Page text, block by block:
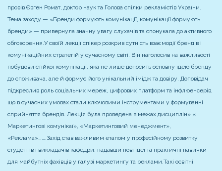
провів Євген Ромат, доктор наук та Голова спілки рекламістів України.
Тема заходу — «Бренди формують комунікації, комунікації формують
бренди» — привернула значну увагу слухачів та спонукала до активного
обговорення.У своїй лекції спікер розкрив сутність взаємодії брендів і
комунікаційних стратегій у сучасному світі. Він наголосив на важливості
побудови стійкої комунікації, яка не лише доносить основну ідею бренду
до споживача, але й формує його унікальний імідж та довіру. Доповідач
підкреслив роль соціальних мереж, цифрових платформ та інфлюенсерів,
що в сучасних умовах стали ключовими інструментами у формуванні
сприйняття брендів. Лекція була проведена в межах дисциплін» «
Маркетингові комунікаї», «Маркетинговий менеджмент»,
«Реклама»…….Захід став важливим етапом у професійному розвитку
студентів і викладачів кафедри, надавши нові ідеї та практичні навички
для майбутніх фахівців у галузі маркетингу та реклами.Такі освітні